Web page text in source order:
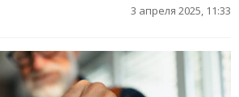
3 апреля 2025, 11:33